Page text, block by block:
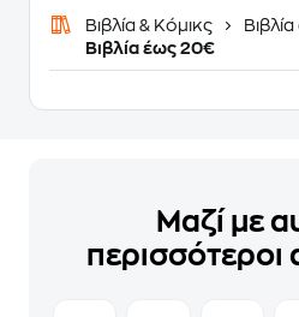
Βιβλία & Κόμικς
Βιβλία έως 20€
Μαζί με